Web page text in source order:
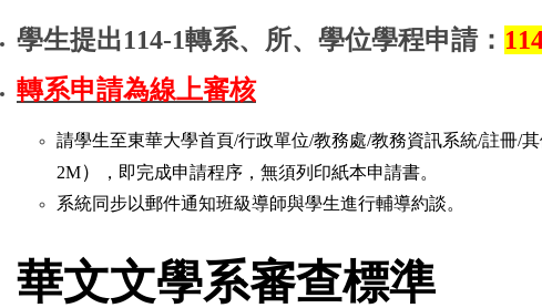
學生提出114-1轉系、所、學位學程申請：
轉系申請為線上審核
請學生至東華大學首頁/行政單位/教務處/教務資訊系統/註冊/其
2M） ，即完成申請程序， 無須列印紙本申請書。
系統同步以郵件通知班級導師與學生進行輔導約談。
華文文學系審查標準